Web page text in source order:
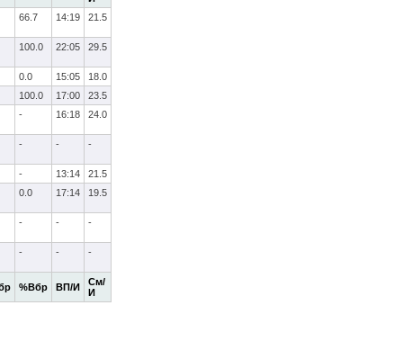
%Вбр ВП/И
См/
И
66.7 14:19 21.5
100.0 22:05 29.5
0.0 15:05
18.0
100.0 17:00
23.5
- 16:18 24.0
- - -
- 13:14
21.5
0.0 17:14 19.5
- - -
- - -